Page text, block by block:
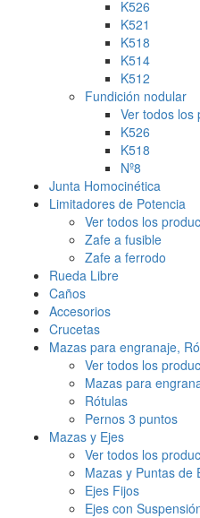
K526
K521
K518
K514
K512
Fundición nodular
Ver todos los
K526
K518
Nº8
Junta Homocinética
Limitadores de Potencia
Ver todos los
Zafe a fusible
Zafe a ferrodo
Rueda Libre
Caños
Accesorios
Crucetas
Mazas para engranaje,
Ver todos los
Mazas para
Rótulas
Pernos 3 puntos
Mazas y Ejes
Ver todos los
Mazas y Puntas de
Ejes Fijos
Ejes con